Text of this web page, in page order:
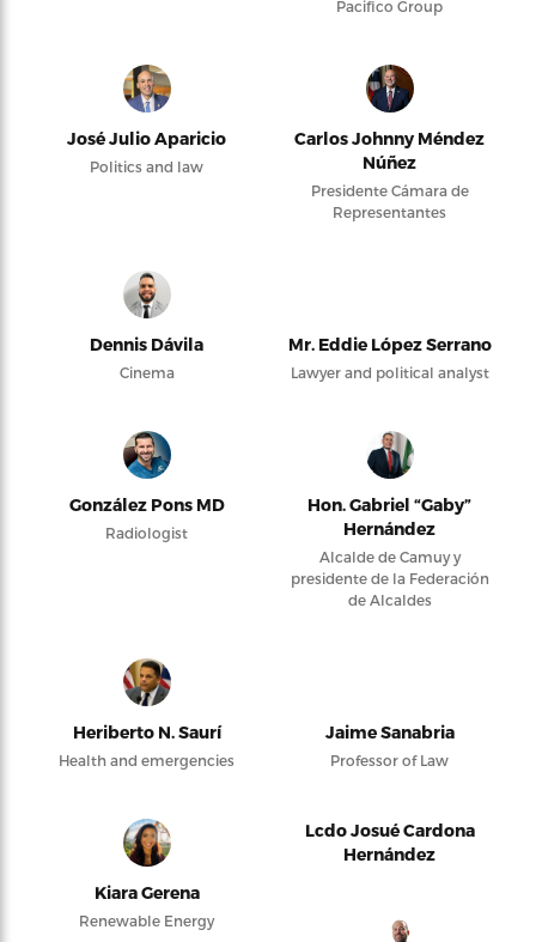
Pacifico Group
José Julio Aparicio
Politics and law
Carlos Johnny Méndez
Núñez
Presidente Cámara de
Representantes
Dennis Dávila
Cinema
Mr. Eddie López Serrano
Lawyer and political analyst
González Pons MD
Radiologist
Hon. Gabriel “Gaby”
Hernández
Alcalde de Camuy y
presidente de la Federación
de Alcaldes
Heriberto N. Saurí
Health and emergencies
Jaime Sanabria
Professor of Law
Kiara Gerena
Renewable Energy
Lcdo Josué Cardona
Hernández